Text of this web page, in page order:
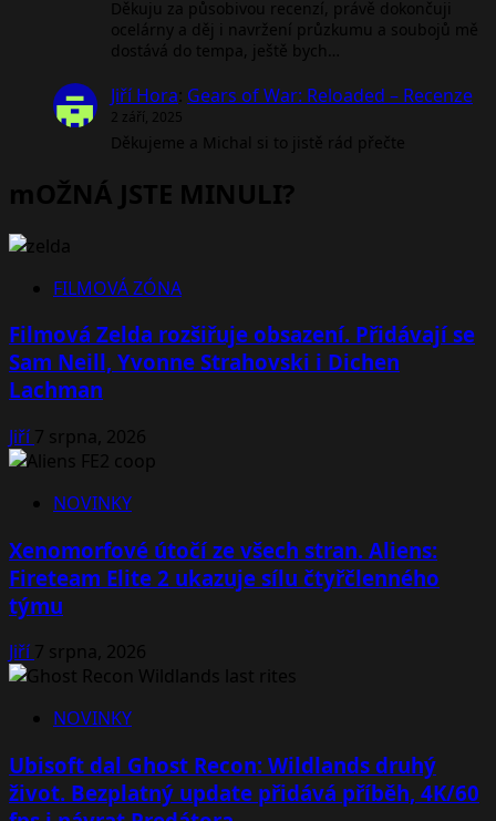
Děkuju za působivou recenzí, právě dokončuji
ocelárny a děj i navržení průzkumu a soubojů mě
dostává do tempa, ještě bych…
Jiří Hora: Gears of War: Reloaded – Recenze
2 září, 2025
Děkujeme a Michal si to jistě rád přečte
mOŽNÁ JSTE MINULI?
FILMOVÁ ZÓNA
Filmová Zelda rozšiřuje obsazení. Přidávají se
Sam Neill, Yvonne Strahovski i Dichen
Lachman
Jiří7 srpna, 2026
NOVINKY
Xenomorfové útočí ze všech stran. Aliens:
Fireteam Elite 2 ukazuje sílu čtyřčlenného
týmu
Jiří7 srpna, 2026
NOVINKY
Ubisoft dal Ghost Recon: Wildlands druhý
život. Bezplatný update přidává příběh, 4K/60